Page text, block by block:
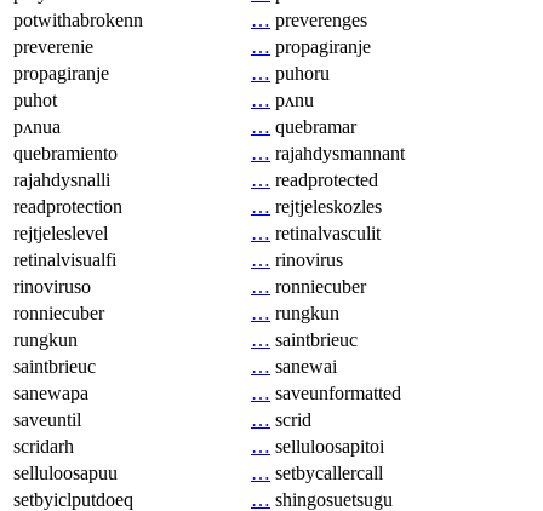
potwithabrokenn
… preverenges
preverenie
… propagiranje
propagiranje
… puhoru
puhot
… pʌnu
pʌnua
… quebramar
quebramiento
… rajahdysmannant
rajahdysnalli
… readprotected
readprotection
… rejtjeleskozles
rejtjeleslevel
… retinalvasculit
retinalvisualfi
… rinovirus
rinoviruso
… ronniecuber
ronniecuber
… rungkun
rungkun
… saintbrieuc
saintbrieuc
… sanewai
sanewapa
… saveunformatted
saveuntil
… scrid
scridarh
… selluloosapitoi
selluloosapuu
… setbycallercall
setbyiclputdoeq
… shingosuetsugu